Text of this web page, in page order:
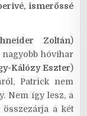
ismerőssé
Zoltán)
nagyobb hóvihar
Kálózy Eszter)
Patrick nem
Nem így lesz, a
a két